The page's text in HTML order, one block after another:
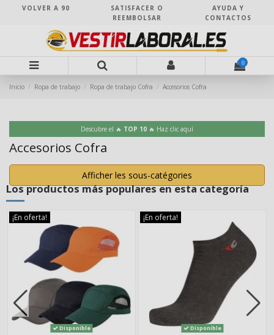
VOLVER A 90
SATISFACER O
REEMBOLSAR
AYUDA Y
CONTACTOS
0
Inicio Ropa de trabajo Ropa de trabajo Cofra Accesorios Cofra
Descubre el 🔥 TOP 10 🔥 Haz clic aquí
Accesorios Cofra
Afficher les sous-catégories
Los productos más populares en esta categoría
¡En oferta!
Disponible
¡En oferta!
Disponible